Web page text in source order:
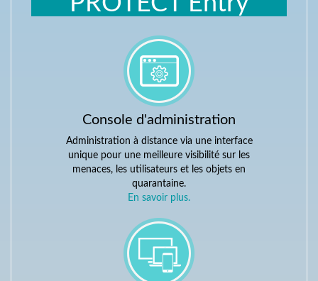
Console d'administration
Administration à distance via une interface
unique pour une meilleure visibilité sur les
menaces, les utilisateurs et les objets en
quarantaine.
En savoir plus.